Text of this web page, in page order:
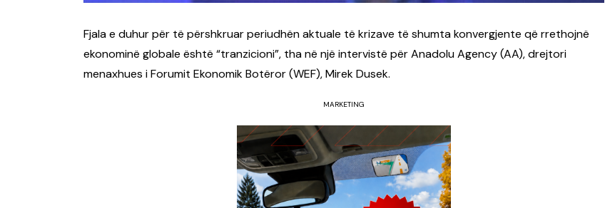
Fjala e duhur për të përshkruar periudhën aktuale të krizave të shumta konvergjente që rrethojnë
ekonominë globale është “tranzicioni”, tha në një intervistë për Anadolu Agency (AA), drejtori
menaxhues i Forumit Ekonomik Botëror (WEF), Mirek Dusek.
MARKETING